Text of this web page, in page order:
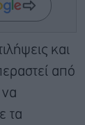
και
από
τα